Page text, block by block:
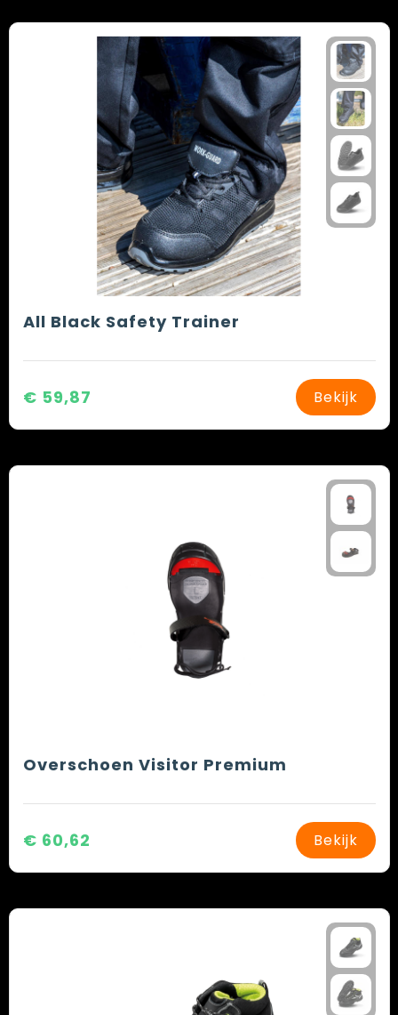
All Black Safety Trainer
€ 59,87 Bekijk
Overschoen Visitor Premium
€ 60,62 Bekijk